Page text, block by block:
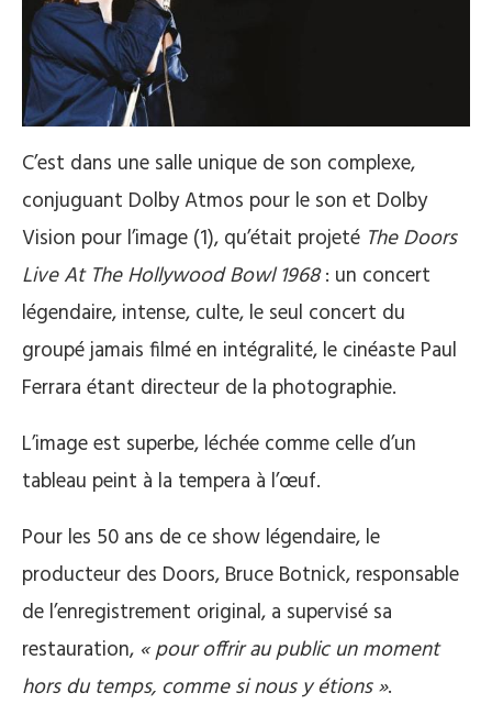
C’est dans une salle unique de son complexe,
conjuguant Dolby Atmos pour le son et Dolby
Vision pour l’image (1), qu’était projeté The Doors
Live At The Hollywood Bowl 1968: un concert
légendaire, intense, culte, le seul concert du
groupé jamais filmé en intégralité, le cinéaste Paul
Ferrara étant directeur de la photographie.
L’image est superbe, léchée comme celle d’un
tableau peint à la tempera à l’œuf.
Pour les 50 ans de ce show légendaire, le
producteur des Doors, Bruce Botnick, responsable
de l’enregistrement original, a supervisé sa
restauration, « pour offrir au public un moment
hors du temps, comme si nous y étions ».